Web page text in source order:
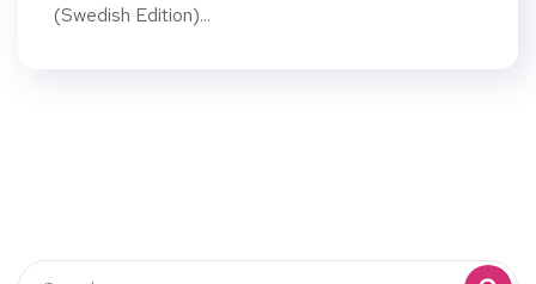
(Swedish Edition)...